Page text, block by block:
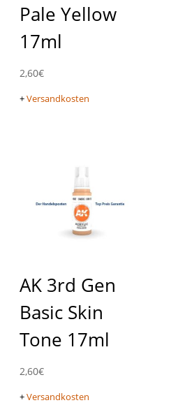
Pale Yellow
17ml
2,60€
+Versandkosten
AK 3rd Gen
Basic Skin
Tone 17ml
2,60€
+Versandkosten